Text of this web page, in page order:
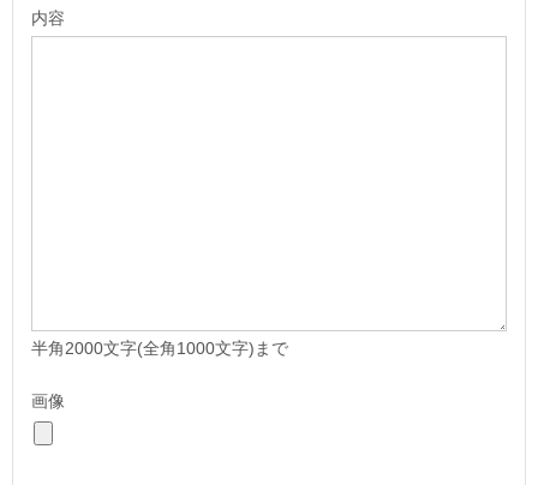
内容
半角2000文字(全角1000文字)まで
画像